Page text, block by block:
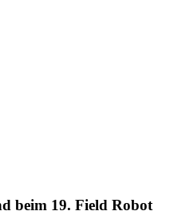
beim 19. Field Robot